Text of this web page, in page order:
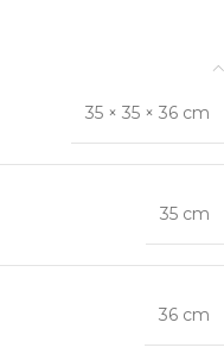
35 × 35 × 36 cm
35 cm
36 cm